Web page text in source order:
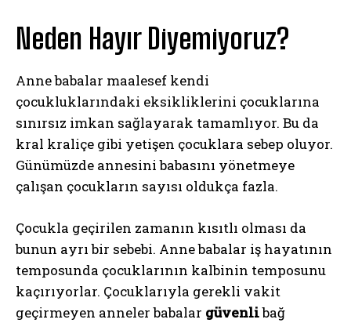
Neden Hayır Diyemiyoruz?
Anne babalar maalesef kendi
çocukluklarındaki eksikliklerini çocuklarına
sınırsız imkan sağlayarak tamamlıyor. Bu da
kral kraliçe gibi yetişen çocuklara sebep oluyor.
Günümüzde annesini babasını yönetmeye
çalışan çocukların sayısı oldukça fazla.
Çocukla geçirilen zamanın kısıtlı olması da
bunun ayrı bir sebebi. Anne babalar iş hayatının
temposunda çocuklarının kalbinin temposunu
kaçırıyorlar. Çocuklarıyla gerekli vakit
geçirmeyen anneler babalar güvenlibağ